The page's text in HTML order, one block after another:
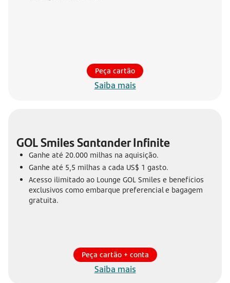
Peça cartão
Saiba mais
GOL Smiles Santander Infinite
Ganhe até 20.000 milhas na aquisição.
Ganhe até 5,5 milhas a cada US$ 1 gasto.
Acesso ilimitado ao Lounge GOL Smiles e benefícios
exclusivos como embarque preferencial e bagagem
gratuita.
Peça cartão + conta
Saiba mais